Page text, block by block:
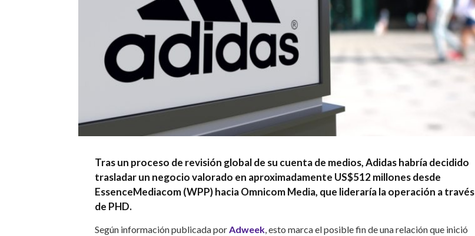
Tras un proceso de revisión global de su cuenta de medios, Adidas habría decidido
trasladar un negocio valorado en aproximadamente US$512 millones desde
EssenceMediacom (WPP) hacia Omnicom Media, que lideraría la operación a través
de PHD.
Según información publicada porAdweek, esto marca el posible fin de una relación que inició